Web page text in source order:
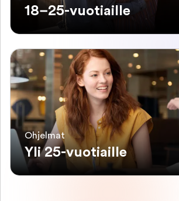
18–25-vuotiaille
Ohjelmat
Yli 25-vuotiaille